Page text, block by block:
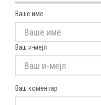
Ваше име
Ваш и-мејл
Ваш коментар